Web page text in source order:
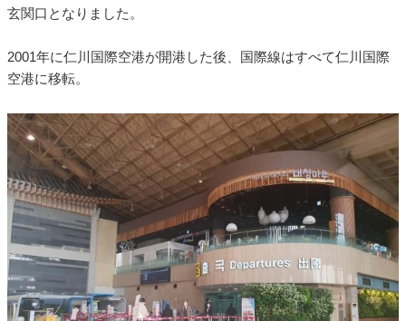
玄関口となりました。
2001年に仁川国際空港が開港した後、国際線はすべて仁川国際
空港に移転。